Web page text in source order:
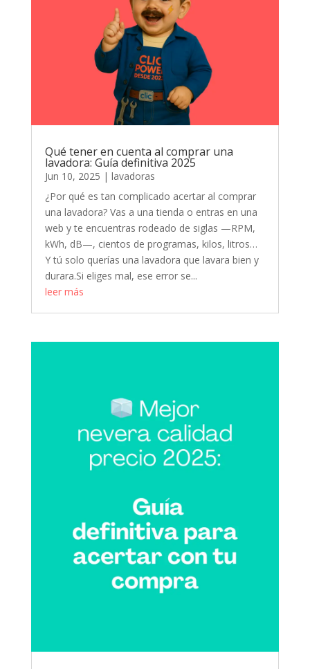
Qué tener en cuenta al comprar una
lavadora: Guía definitiva 2025
Jun 10, 2025 | lavadoras
¿Por qué es tan complicado acertar al comprar
una lavadora? Vas a una tienda o entras en una
web y te encuentras rodeado de siglas —RPM,
kWh, dB—, cientos de programas, kilos, litros…
Y tú solo querías una lavadora que lavara bien y
durara.Si eliges mal, ese error se...
leer más